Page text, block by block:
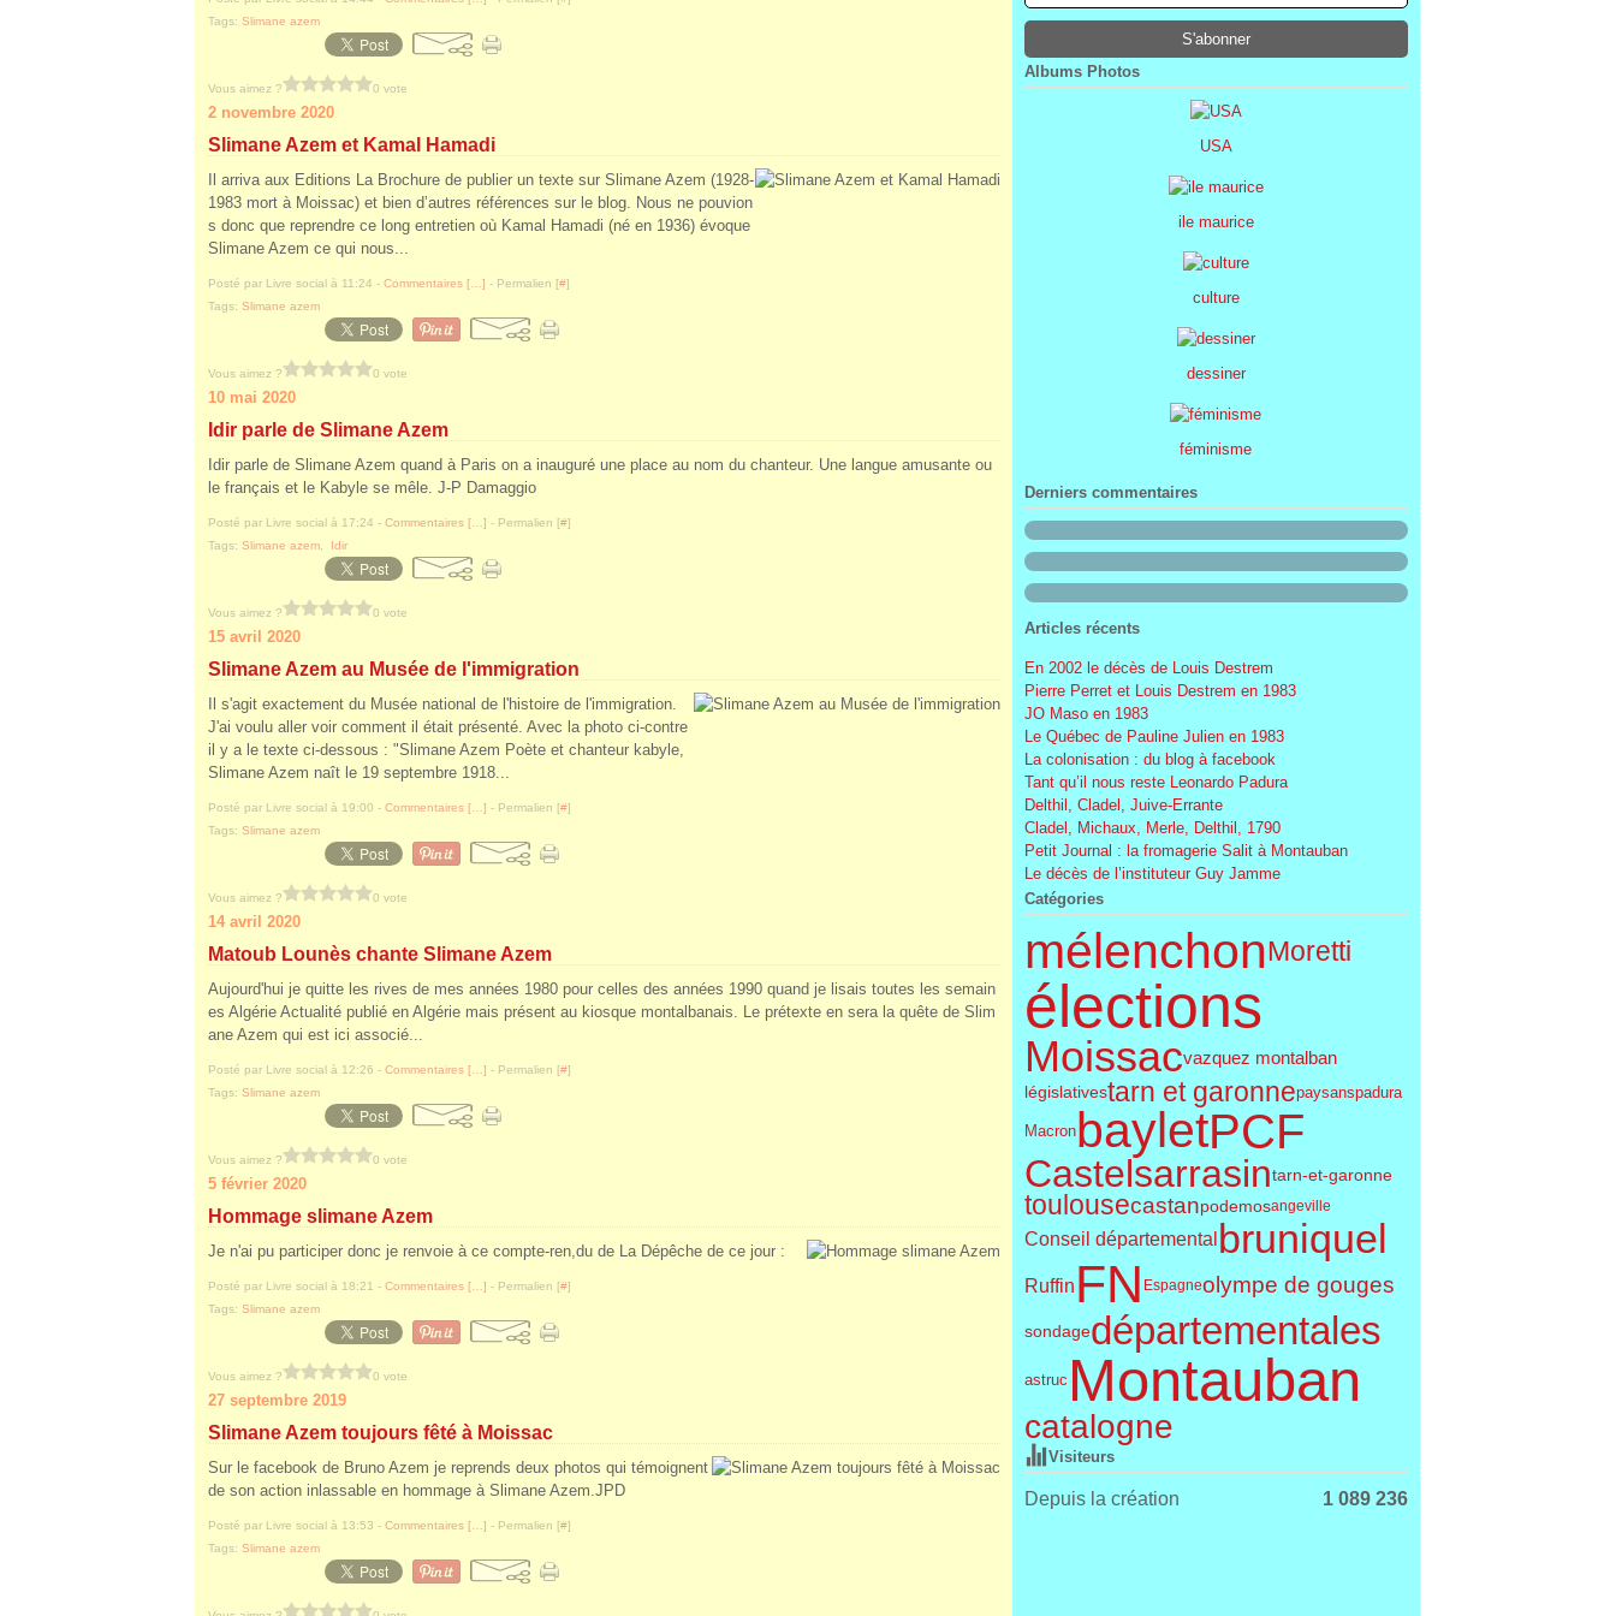
Tags: Slimane azem
Vous aimez ? 0 vote
2 novembre 2020
Slimane Azem et Kamal Hamadi
Il arriva aux Editions La Brochure de publier un texte sur Slimane Azem (1928-
1983 mort à Moissac) et bien d’autres références sur le blog. Nous ne pouvion
s donc que reprendre ce long entretien où Kamal Hamadi (né en 1936) évoque
Slimane Azem ce qui nous...
Posté par Livre social à 11:24 - Commentaires [ ] - Permalien [#]
Tags: Slimane azem
Vous aimez ? 0 vote
10 mai 2020
Idir parle de Slimane Azem
Idir parle de Slimane Azem quand à Paris on a inauguré une place au nom du chanteur. Une langue amusante ou
le français et le Kabyle se mêle. J-P Damaggio
Posté par Livre social à 17:24 - Commentaires [ ] - Permalien [#]
Tags: Slimane azem Idir
Vous aimez ? 0 vote
15 avril 2020
Slimane Azem au Musée de l'immigration
Il s'agit exactement du Musée national de l'histoire de l'immigration.
J'ai voulu aller voir comment il était présenté. Avec la photo ci-contre
il y a le texte ci-dessous : "Slimane Azem Poète et chanteur kabyle,
Slimane Azem naît le 19 septembre 1918...
Posté par Livre social à 19:00 - Commentaires [ ] - Permalien [#]
Tags: Slimane azem
Vous aimez ? 0 vote
14 avril 2020
Matoub Lounès chante Slimane Azem
Aujourd'hui je quitte les rives de mes années 1980 pour celles des années 1990 quand je lisais toutes les semain
es Algérie Actualité publié en Algérie mais présent au kiosque montalbanais. Le prétexte en sera la quête de Slim
ane Azem qui est ici associé...
Posté par Livre social à 12:26 - Commentaires [ ] - Permalien [#]
Tags: Slimane azem
Vous aimez ? 0 vote
5 février 2020
Hommage slimane Azem
Je n'ai pu participer donc je renvoie à ce compte-ren,du de La Dépêche de ce jour :
Posté par Livre social à 18:21 - Commentaires [ ] - Permalien [#]
Tags: Slimane azem
Vous aimez ? 0 vote
27 septembre 2019
Slimane Azem toujours fêté à Moissac
Sur le facebook de Bruno Azem je reprends deux photos qui témoignent
de son action inlassable en hommage à Slimane Azem.JPD
Posté par Livre social à 13:53 - Commentaires [ ] - Permalien [#]
Tags: Slimane azem
Janvier(68)
Février(7)
Janvier(2)
Albums Photos
USA
ile maurice
culture
dessiner
féminisme
Derniers commentaires
Articles récents
En 2002 le décès de Louis Destrem
Pierre Perret et Louis Destrem en 1983
JO Maso en 1983
Le Québec de Pauline Julien en 1983
La colonisation : du blog à facebook
Tant qu’il nous reste Leonardo Padura
Delthil, Cladel, Juive-Errante
Cladel, Michaux, Merle, Delthil, 1790
Petit Journal : la fromagerie Salit à Montauban
Le décès de l’instituteur Guy Jamme
Catégories
mélenchonMoretti
élections
Moissacvazquez montalban
législativestarn et garonnepaysanspadura
MacronbayletPCF
Castelsarrasintarn-et-garonne
toulousecastanpodemosangeville
Conseil départemental bruniquel
Ruffin FN Espagneolympe de gouges
sondagedépartementales
astruc Montauban
catalogne
Visiteurs
Depuis la création 1 089 236